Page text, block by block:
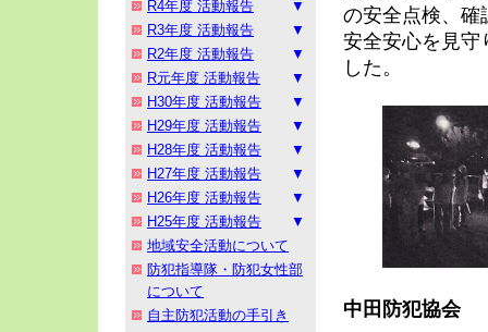
の安全点検、確
安全安心を見守
した。
中田防犯協会
R4年度 活動報告
R3年度 活動報告
R2年度 活動報告
R元年度 活動報告
H30年度 活動報告
H29年度 活動報告
H28年度 活動報告
H27年度 活動報告
H26年度 活動報告
H25年度 活動報告
地域安全活動について
防犯指導隊・防犯女性部
について
自主防犯活動の手引き